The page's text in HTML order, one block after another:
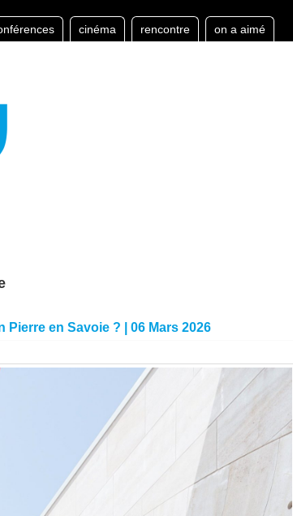
cinéma rencontre on a aimé
en Savoie ? | 06 Mars 2026